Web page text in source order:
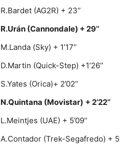
R.Bardet (AG2R) + 23’’
R.Urán (Cannondale) + 29’’
M.Landa (Sky) + 1’17’’
D.Martin (Quick-Step) +1’26’’
S.Yates (Orica)+ 2’02’’
N.Quintana (Movistar) + 2’22’’
L.Meintjes (UAE) + 5’09’’
A.Contador (Trek-Segafredo) +